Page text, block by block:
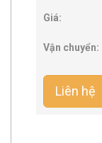
Giá:
Vận chuyển:
Liên hệ